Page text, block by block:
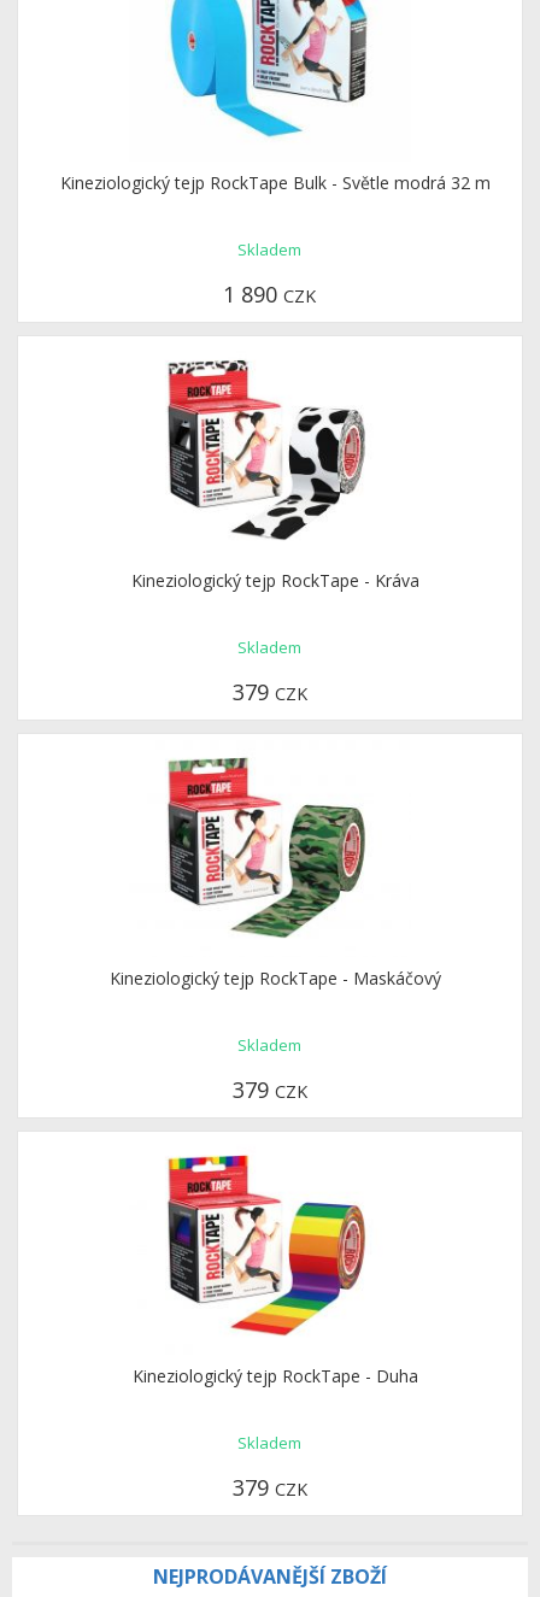
Kineziologický tejp RockTape Bulk - Světle modrá 32 m
Skladem
1 890CZK
Kineziologický tejp RockTape - Kráva
Skladem
379 CZK
Kineziologický tejp RockTape - Maskáčový
Skladem
379 CZK
Kineziologický tejp RockTape - Duha
Skladem
379 CZK
NEJPRODÁVANĚJŠÍ ZBOŽÍ